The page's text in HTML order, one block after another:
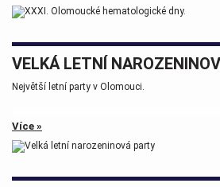
Tak zase za rok na viděnou přátelé.
VELKÁ LETNÍ
Největší letní party v Olomouci.
Více »